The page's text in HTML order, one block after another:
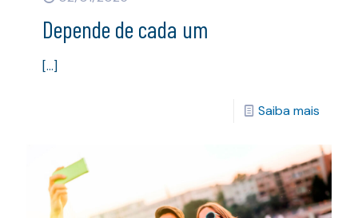
Depende de cada um
[…]
Saiba mais